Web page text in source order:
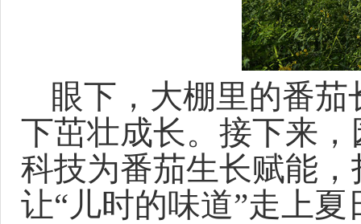
眼下，大棚里的番
下茁壮成长。接下来
科技为番茄生长赋能
让“儿时的味道”走上